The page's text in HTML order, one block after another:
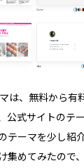
は、無料から有
公式サイトのテ
テーマを少し紹
集めてみたので